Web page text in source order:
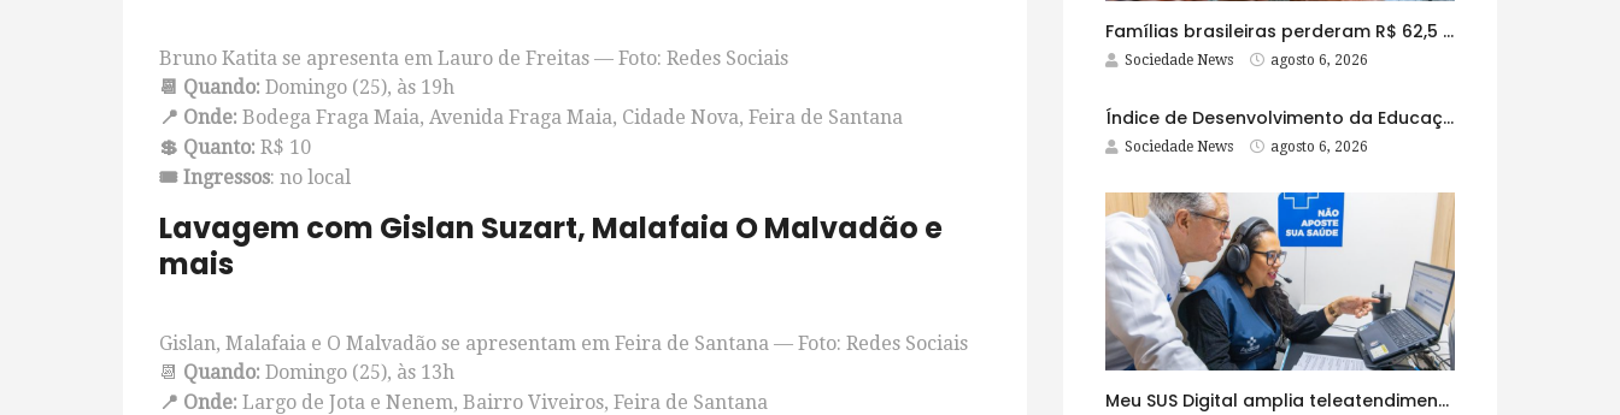
Bruno Katita se apresenta em Lauro de Freitas — Foto: Redes Sociais
📆 Quando: Domingo (25), às 19h
📍 Onde: Bodega Fraga Maia, Avenida Fraga Maia, Cidade Nova, Feira de Santana
💲 Quanto: R$ 10
🎟️ Ingressos: no local
Lavagem com Gislan Suzart, Malafaia O Malvadão e
mais
Gislan, Malafaia e O Malvadão se apresentam em Feira de Santana — Foto: Redes Sociais
📆 Quando: Domingo (25), às 13h
📍 Onde: Largo de Jota e Nenem, Bairro Viveiros, Feira de Santana
Famílias brasileiras perderam R$ 62,5 bilhões para bets em 2025
Sociedade News agosto 6, 2026
Índice de Desenvolvimento da Educação Básica tem elevação em todas as etapas
Sociedade News agosto 6, 2026
Meu SUS Digital amplia teleatendimentos para pessoas com problemas com jogos e apostas